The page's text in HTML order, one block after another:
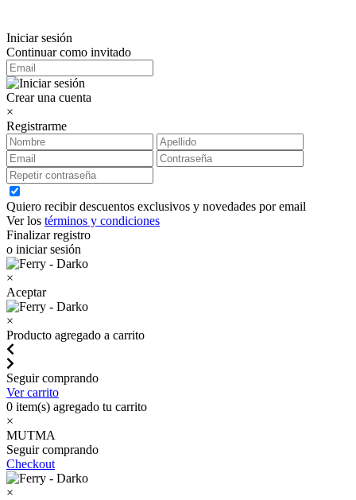
Iniciar sesión
Continuar como invitado
Crear una cuenta
×
Registrarme
Quiero recibir descuentos exclusivos y novedades por email
Ver los términos y condiciones
Finalizar registro
o iniciar sesión
×
Aceptar
×
Producto agregado a carrito
Seguir comprando
Ver carrito
0 item(s) agregado tu carrito
×
MUTMA
Seguir comprando
Checkout
×